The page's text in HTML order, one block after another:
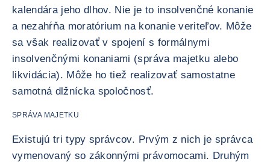
kalendára jeho dlhov. Nie je to insolvenčné konanie
a nezahŕňa moratórium na konanie veriteľov. Môže
sa však realizovať v spojení s formálnymi
insolvenčnými konaniami (správa majetku alebo
likvidácia). Môže ho tiež realizovať samostatne
samotná dlžnícka spoločnosť.
SPRÁVA MAJETKU
Existujú tri typy správcov. Prvým z nich je správca
vymenovaný so zákonnými právomocami. Druhým